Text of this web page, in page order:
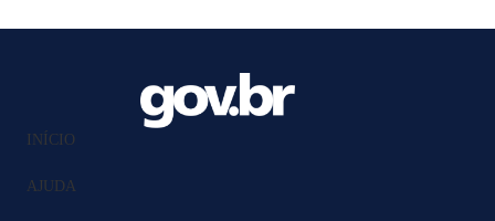
INÍCIO
AJUDA